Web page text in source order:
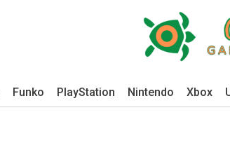
Funko PlayStation Nintendo Xbox